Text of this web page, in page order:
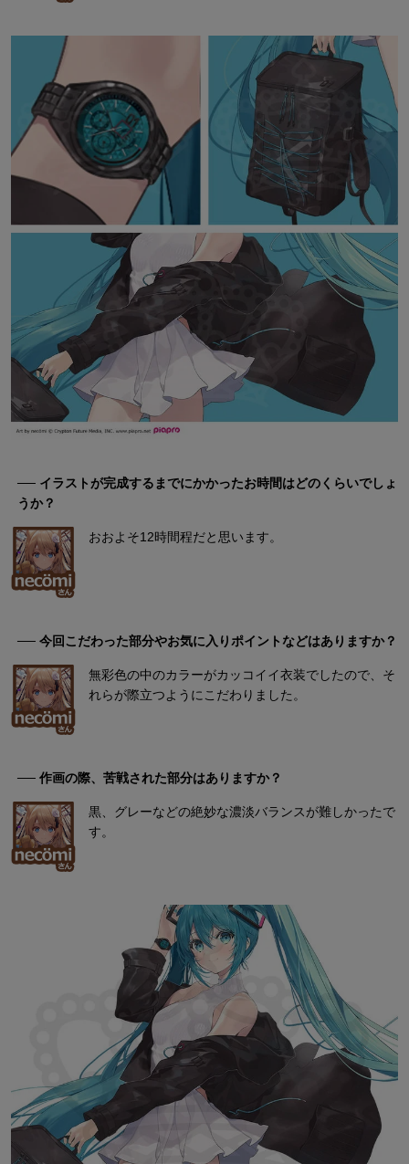
── イラストが完成するまでにかかったお時間はどのくらいでしょ
うか？
おおよそ12時間程だと思います。
── 今回こだわった部分やお気に入りポイントなどはありますか？
無彩色の中のカラーがカッコイイ衣装でしたので、そ
れらが際立つようにこだわりました。
── 作画の際、苦戦された部分はありますか？
黒、グレーなどの絶妙な濃淡バランスが難しかったで
す。